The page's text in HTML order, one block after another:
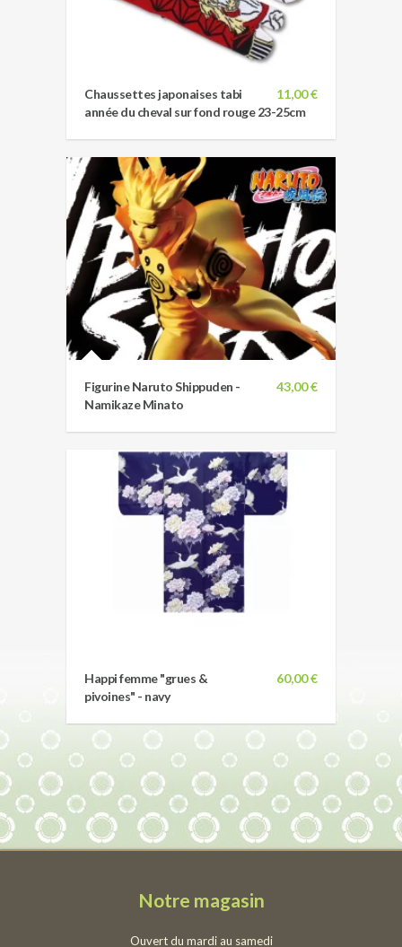
11,00 €
Chaussettes japonaises tabi
année du cheval sur fond rouge 23-25cm
43,00 €
Figurine Naruto Shippuden -
Namikaze Minato
60,00 €
Happi femme "grues &
pivoines" - navy
Notre magasin
Ouvert du mardi au samedi